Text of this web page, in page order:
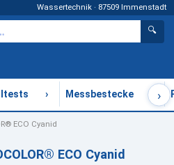
Wassertechnik · 87509 Immenstadt
🔍
› Messbestecke ›
ECO Cyanid
ECO Cyanid